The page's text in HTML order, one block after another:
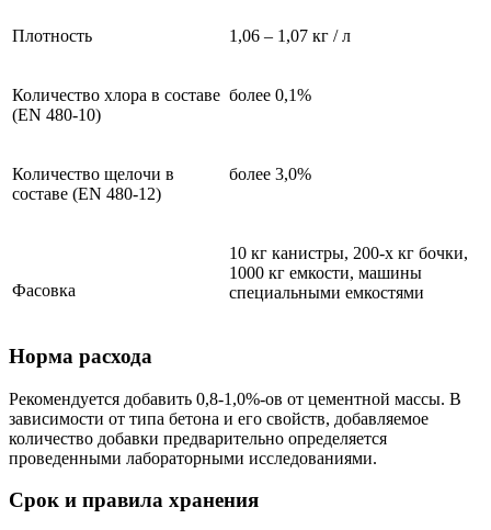
Плотность 1,06 – 1,07 кг / л
Количество хлора в составе
(EN 480-10)
более 0,1%
Количество щелочи в
составе (EN 480-12)
более 3,0%
Фасовка
10 кг канистры, 200-х кг бочки,
1000 кг емкости, машины
специальными емкостями
Норма расхода
Рекомендуется добавить 0,8-1,0%-ов от цементной массы. В
зависимости от типа бетона и его свойств, добавляемое
количество добавки предварительно определяется
проведенными лабораторными исследованиями.
Срок и правила хранения